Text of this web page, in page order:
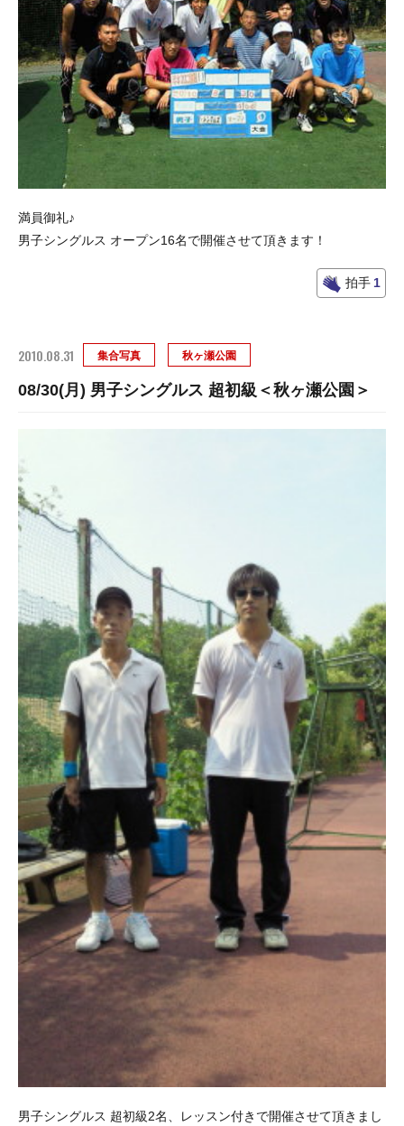
満員御礼♪
男子シングルス オープン16名で開催させて頂きます！
拍手1
2010.08.31 集合写真 秋ヶ瀬公園
08/30(月) 男子シングルス 超初級＜秋ヶ瀬公園＞
男子シングルス 超初級2名、レッスン付きで開催させて頂きまし